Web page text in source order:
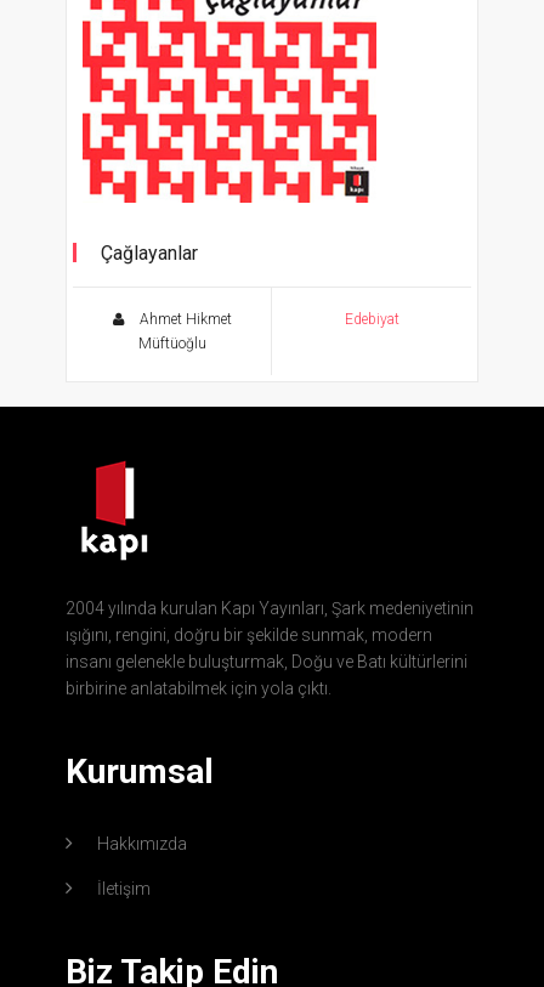
Çağlayanlar
Ahmet Hikmet
Müftüoğlu
Edebiyat
2004 yılında kurulan Kapı Yayınları, Şark medeniyetinin
ışığını, rengini, doğru bir şekilde sunmak, modern
insanı gelenekle buluşturmak, Doğu ve Batı kültürlerini
birbirine anlatabilmek için yola çıktı.
Kurumsal
Hakkımızda
İletişim
Biz Takip Edin